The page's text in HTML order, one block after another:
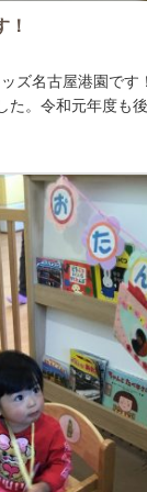
！
ズ名古屋港園です
た。令和元年度も